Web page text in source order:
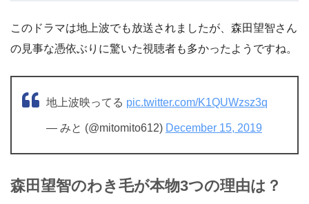
このドラマは地上波でも放送されましたが、森田望智さん
の見事な憑依ぶりに驚いた視聴者も多かったようですね。
地上波映ってる pic.twitter.com/K1QUWzsz3q
— みと (@mitomito612) December 15, 2019
森田望智のわき毛が本物3つの理由は？